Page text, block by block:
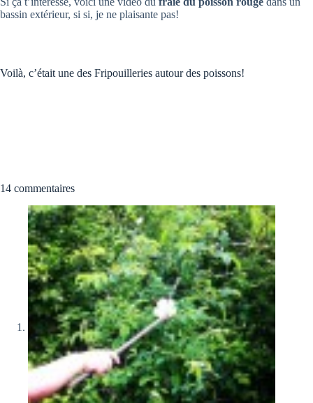
bassin extérieur, si si, je ne plaisante pas!
Voilà, c’était une des Fripouilleries autour des poissons!
14 commentaires